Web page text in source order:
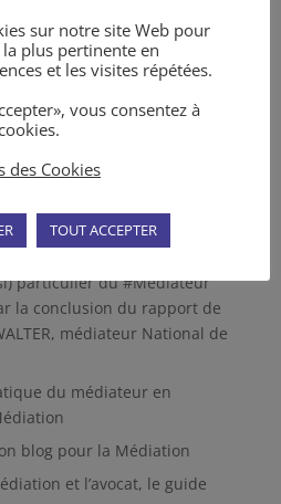
en général
des Médiations n° 5
la tentative préalable
et la Médiation
récents
particulier du #Médiateur
la conclusion du rapport de
médiateur National de
du médiateur en
blog pour la Médiation
et l’avocat, le guide
sur notre site Web pour
plus pertinente en
et les visites répétées.
vous consentez à
des Cookies
TOUT ACCEPTER